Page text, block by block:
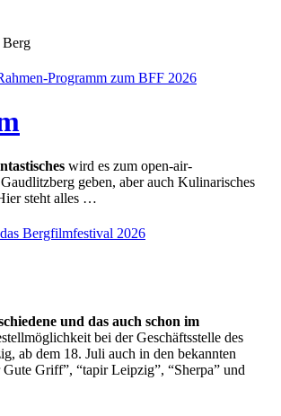
wird es zum open-air-
geben, aber auch Kulinarisches
steht alles …
und das auch schon im
bei der Geschäftsstelle des
ab dem 18. Juli auch in den bekannten
Griff”, “tapir Leipzig”, “Sherpa” und